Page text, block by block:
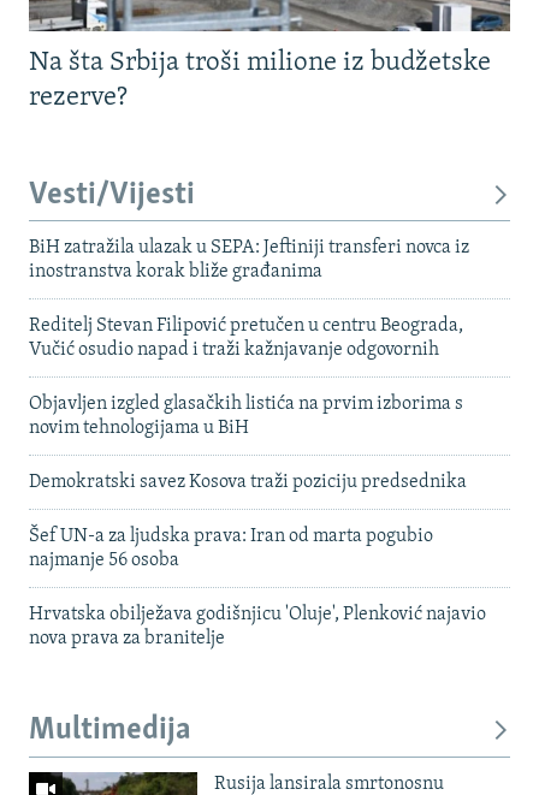
Na šta Srbija troši milione iz budžetske
rezerve?
Vesti/Vijesti
BiH zatražila ulazak u SEPA: Jeftiniji transferi novca iz
inostranstva korak bliže građanima
Reditelj Stevan Filipović pretučen u centru Beograda,
Vučić osudio napad i traži kažnjavanje odgovornih
Objavljen izgled glasačkih listića na prvim izborima s
novim tehnologijama u BiH
Demokratski savez Kosova traži poziciju predsednika
Šef UN-a za ljudska prava: Iran od marta pogubio
najmanje 56 osoba
Hrvatska obilježava godišnjicu 'Oluje', Plenković najavio
nova prava za branitelje
Multimedija
Rusija lansirala smrtonosnu